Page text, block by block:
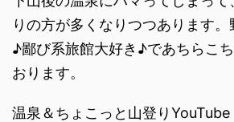
りの方が多くなりつつあります。
♪鄙び系旅館大好き♪であちらこ
おります。
温泉＆ちょこっと山登りYouTube